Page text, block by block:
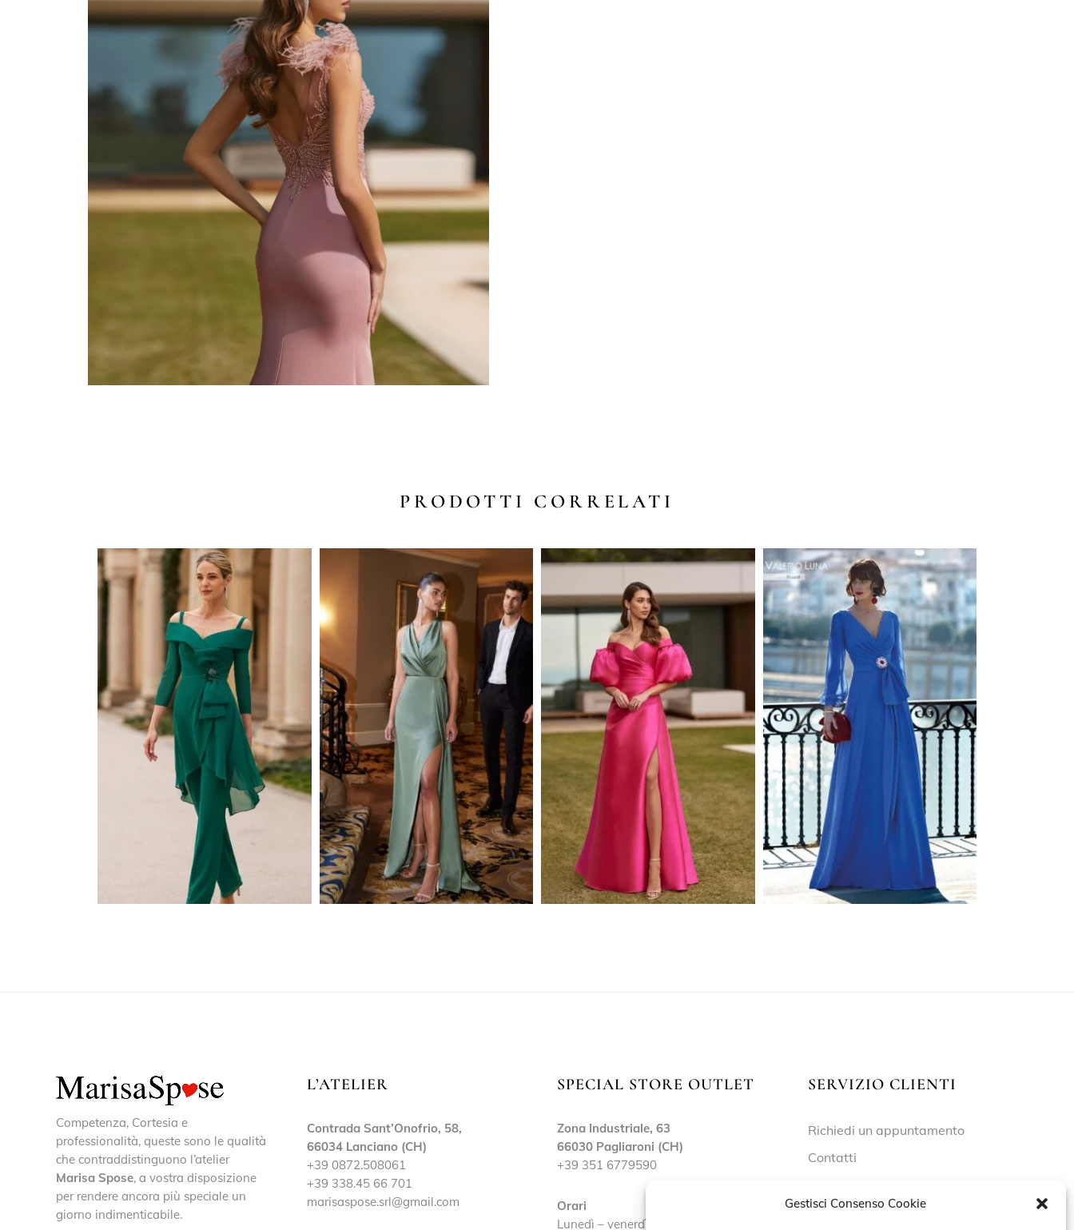
Gestisci Consenso Cookie
PRODOTTI CORRELATI
Competenza, Cortesia e
professionalità, queste sono le qualità
che contraddistinguono l’atelier
Marisa Spose, a vostra disposizione
per rendere ancora più speciale un
giorno indimenticabile.
L’ATELIER
Contrada Sant’Onofrio, 58,
66034 Lanciano (CH)
+39 0872.508061
+39 338.45 66 701
marisaspose.srl@gmail.com
SPECIAL STORE OUTLET
Zona Industriale, 63
66030 Pagliaroni (CH)
+39 351 6779590
Orari
Lunedì – venerdì:
SERVIZIO CLIENTI
Richiedi un appuntamento
Contatti
Cookie Policy